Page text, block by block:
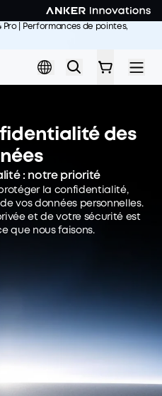
Pro | Performances de pointes,
des
: notre priorité
la confidentialité,
vos données personnelles.
et de votre sécurité est
que nous faisons.